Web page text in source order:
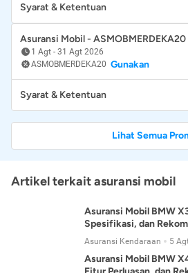
Syarat & Ketentuan
Asuransi Mobil - ASMOBMERDEKA20
1 Agt - 31 Agt 2026
ASMOBMERDEKA20 Gunakan
Syarat & Ketentuan
Lihat Semua
Artikel terkait asuransi mobil
Asuransi Mobil BMW
Spesifikasi, dan
Asuransi Kendaraan 5
Asuransi Mobil BMW